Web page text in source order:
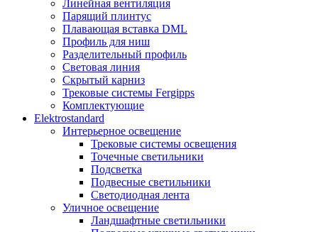
Линейная вентиляция
Парящий плинтус
Плавающая вставка DML
Профиль для ниш
Разделительный профиль
Световая линия
Скрытый карниз
Трековые системы Fergipps
Комплектующие
Elektrostandard
Интерьерное освещение
Трековые системы освещения
Точечные светильники
Подсветка
Подвесные светильники
Светодиодная лента
Уличное освещение
Ландшафтные светильники